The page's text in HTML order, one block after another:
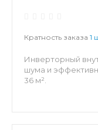
Кратность заказа 1
Инверторный
шума и
36 м².